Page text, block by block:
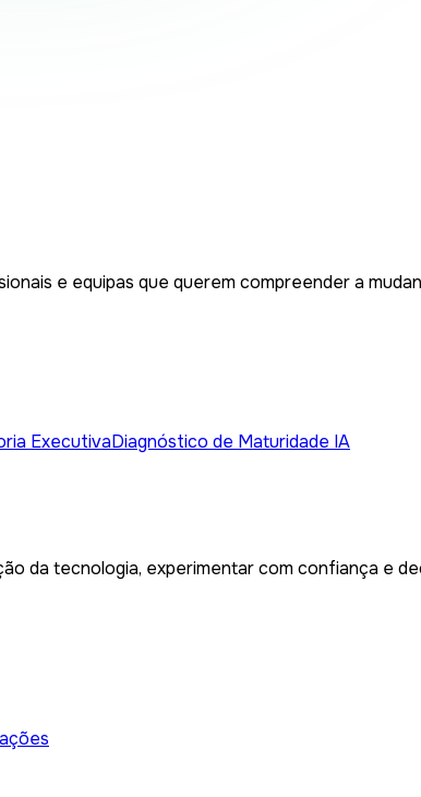
e equipas que querem compreender a
ExecutivaDiagnóstico de Maturidade IA
da tecnologia, experimentar com confiança e